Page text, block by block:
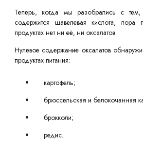
Теперь, когда мы разобрались с тем,
содержится щавелевая кислота, пора
продуктах нет ни её, ни оксалатов.
Нулевое содержание оксалатов
продуктах питания:
картофель;
брюссельская и белокочанная
брокколи;
редис.